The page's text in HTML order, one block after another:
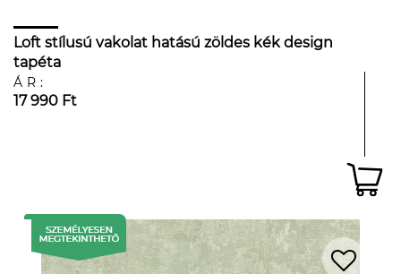
Loft stílusú vakolat hatású zöldes kék design
tapéta
ÁR:
17 990 Ft